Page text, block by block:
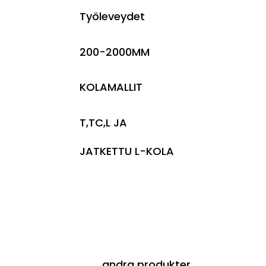
Työleveydet
200-2000MM
KOLAMALLIT
T,TC,L JA
JATKETTU L-KOLA